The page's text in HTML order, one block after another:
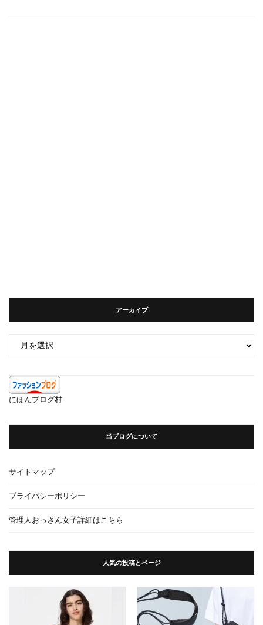
アーカイブ
イ
ブ
にほんブログ村
当ブログについて
サイトマップ
プライバシーポリシー
管理人おっさん女子詳細はこちら
人気の投稿とページ